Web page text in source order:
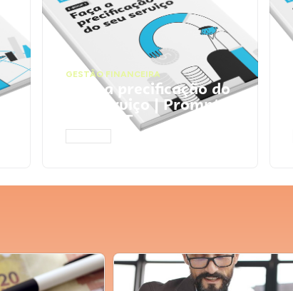
GESTÃO FINANCEIRA
Faça a precificação do
seu serviço | Prompts
ChatGPT